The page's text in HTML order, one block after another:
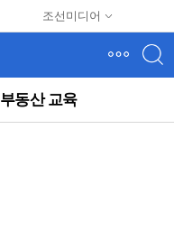
조선미디어
부동산 교육